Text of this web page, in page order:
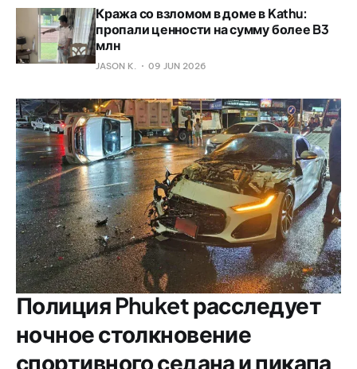
Кража со взломом в доме в Kathu:
пропали ценности на сумму более B3
млн
JASON K. 09 JUN 2026
Полиция Phuket расследует
ночное столкновение
спортивного седана и пикапа